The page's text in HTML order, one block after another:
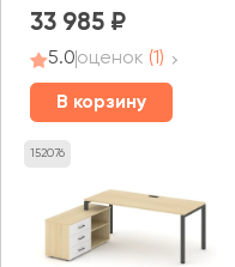
33 985
5.0оценок (1)
В корзину
152076